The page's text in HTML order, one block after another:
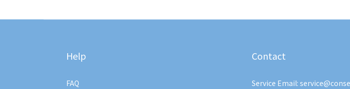
Help
FAQ
Contact
Service Email: